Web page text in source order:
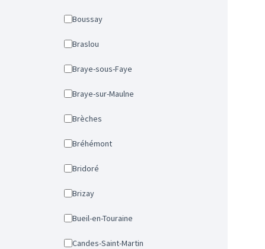
Boussay
Braslou
Braye-sous-Faye
Braye-sur-Maulne
Brèches
Bréhémont
Bridoré
Brizay
Bueil-en-Touraine
Candes-Saint-Martin